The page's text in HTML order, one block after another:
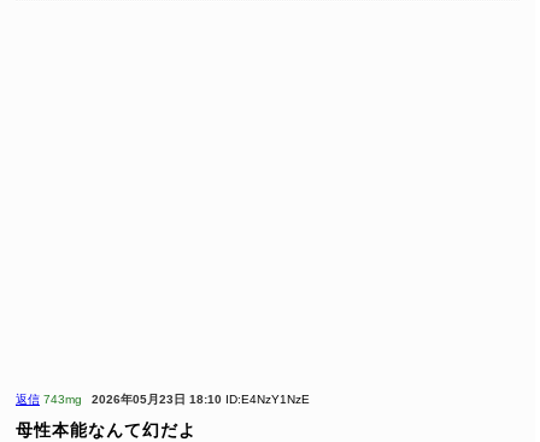
返信 743mg 2026年05月23日 18:10 ID:E4NzY1NzE
母性本能なんて幻だよ